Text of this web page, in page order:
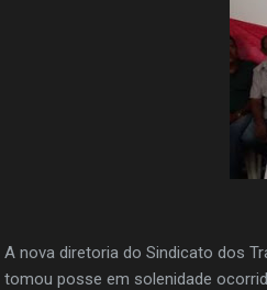
A nova diretoria do Sindicato dos
tomou posse em solenidade